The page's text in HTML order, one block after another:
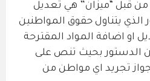
من قبل “ميزان” هي تعديل
الذي يتناول حقوق المواطنين
او اضافة المواد المقترحة
تعديل المادة 5 من الدستور بحيث تنص على
تجريد اي مواطن من